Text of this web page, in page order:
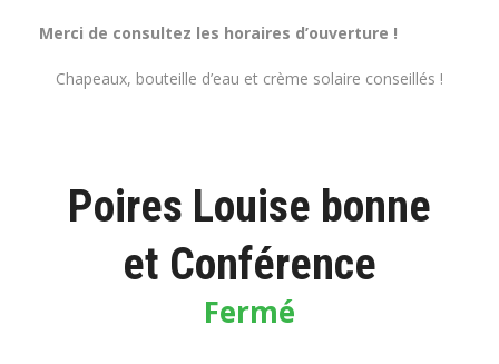
Merci de consultez les horaires d’ouverture !
Chapeaux, bouteille d’eau et crème solaire conseillés !
Poires Louise bonne
et Conférence
Fermé